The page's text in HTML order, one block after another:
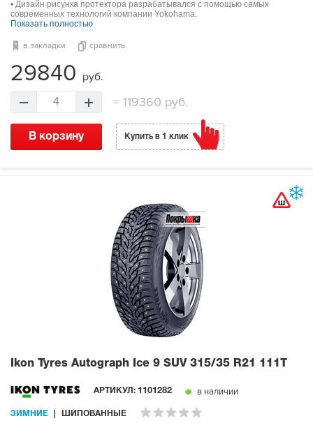
• Дизайн рисунка протектора разрабатывался с помощью самых
современных технологий компании Yokohama.
Показать полностью
в закладки сравнить
29840 руб.
4 = 119360 руб.
В корзину Купить в 1 клик
Ikon Tyres Autograph Ice 9 SUV 315/35 R21 111T
АРТИКУЛ: 1101282 в наличии
ЗИМНИЕ ШИПОВАННЫЕ